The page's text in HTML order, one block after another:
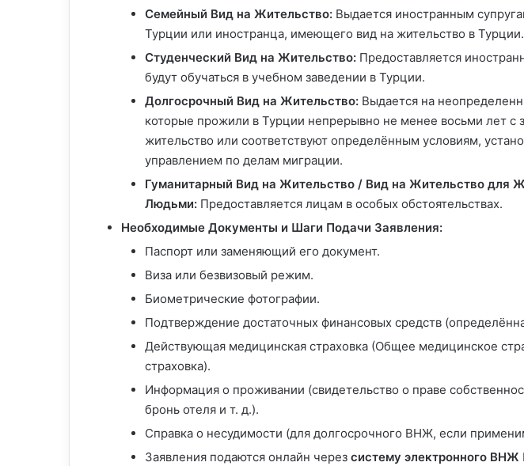
Семейный Вид на Жительство: Выдается иностранным
Турции или иностранца, имеющего вид на жительство в Турции.
Студенческий Вид на Жительство: Предоставляется
будут обучаться в учебном заведении в Турции.
Долгосрочный Вид на Жительство: Выдается на
которые прожили в Турции непрерывно не менее восьми лет с
жительство или соответствуют определённым условиям,
управлением по делам миграции.
Гуманитарный Вид на Жительство / Вид на Жительство для
Людьми: Предоставляется лицам в особых обстоятельствах.
Необходимые Документы и Шаги Подачи Заявления:
Паспорт или заменяющий его документ.
Виза или безвизовый режим.
Биометрические фотографии.
Подтверждение достаточных финансовых средств
Действующая медицинская страховка (Общее медицинское
страховка).
Информация о проживании (свидетельство о праве
бронь отеля и т. д.).
Справка о несудимости (для долгосрочного ВНЖ, если
Заявления подаются онлайн через систему электронного ВНЖ